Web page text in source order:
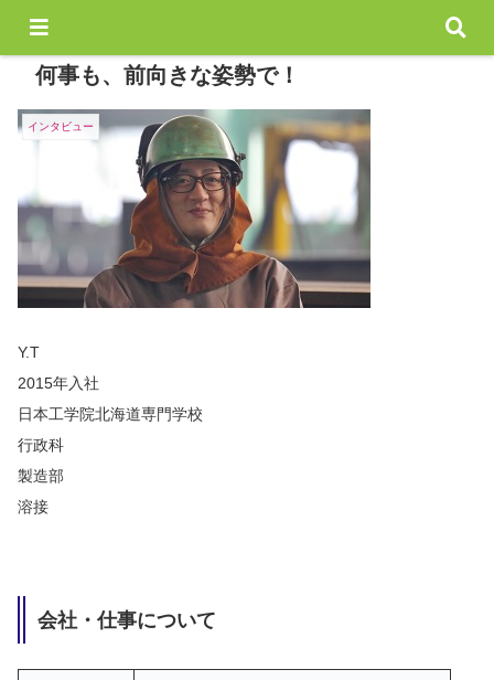
何事も、前向きな姿勢で！
インタビュー
Y.T
2015年入社
日本工学院北海道専門学校
行政科
製造部
溶接
会社・仕事について